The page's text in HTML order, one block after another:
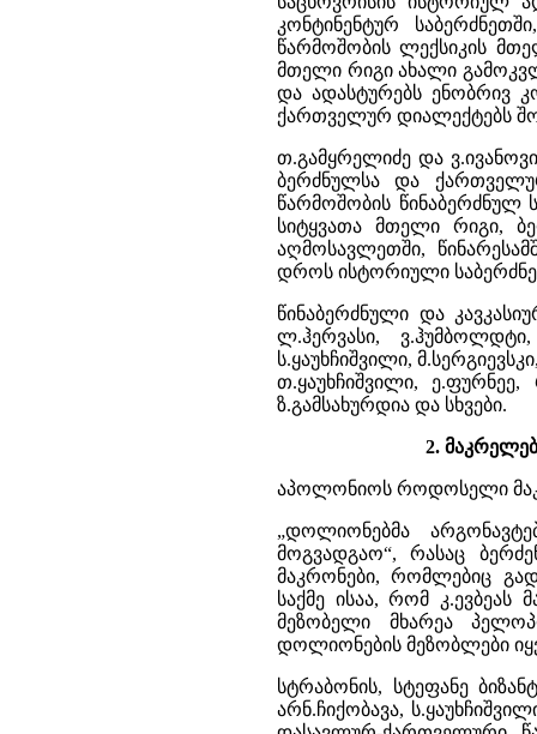
კონტინენტურ
წარმოშობის ლექსიკის
მთელი რიგი ახალი
და ადასტურებს ენობრივ
ქართველურ დიალექტებს
თ.გამყრელიძე და
ბერძნულსა და
წარმოშობის წინაბერძნულ
სიტყვათა მთელი რიგი,
აღმოსავლეთში,
დროს ისტორიული
წინაბერძნული და
ლ.ჰერვასი,
ს.ყაუხჩიშვილი,
თ.ყაუხჩიშვილი, ე.ფურნეე,
ზ.გამსახურდია და სხვები.
2.
აპოლონიოს როდოსელი
„დოლიონებმა
მოგვადგაო“, რასაც
მაკრონები, რომლებიც
საქმე ისაა, რომ კ.ევბეას
მეზობელი მხარეა
დოლიონების მეზობლები
სტრაბონის, სტეფანე
არნ.ჩიქობავა,